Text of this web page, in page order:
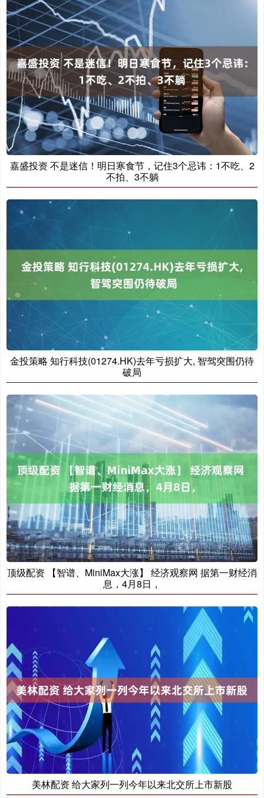
嘉盛投资 不是迷信！明日寒食节，记住3个忌讳：1不吃、2
不拍、3不躺
金投策略 知行科技(01274.HK)去年亏损扩大, 智驾突围仍待
破局
顶级配资 【智谱、MiniMax大涨】 经济观察网 据第一财经消
息，4月8日，
美林配资 给大家列一列今年以来北交所上市新股